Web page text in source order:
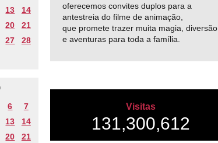
13
14
20
21
27
28
6
7
13
14
20 21
oferecemos convites duplos para a
antestreia do filme de animação,
que promete trazer muita magia, diversão
e aventuras para toda a família.
Visitas
131,300,612